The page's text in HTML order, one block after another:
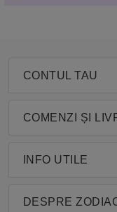
CONTUL TAU
COMENZI ȘI
INFO UTILE
DESPRE